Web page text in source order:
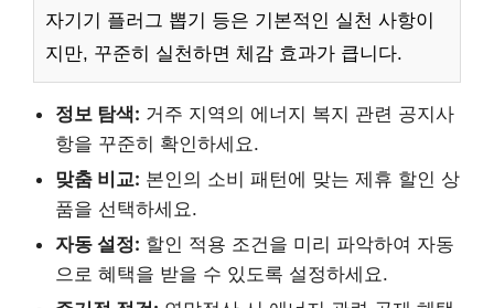
자기기 플러그 뽑기 등은 기본적인 실천 사항이
지만, 꾸준히 실천하면 체감 효과가 큽니다.
정보 탐색: 거주 지역의 에너지 복지 관련 공지사
항을 꾸준히 확인하세요.
맞춤 비교: 본인의 소비 패턴에 맞는 제휴 할인 상
품을 선택하세요.
자동 설정: 할인 적용 조건을 미리 파악하여 자동
으로 혜택을 받을 수 있도록 설정하세요.